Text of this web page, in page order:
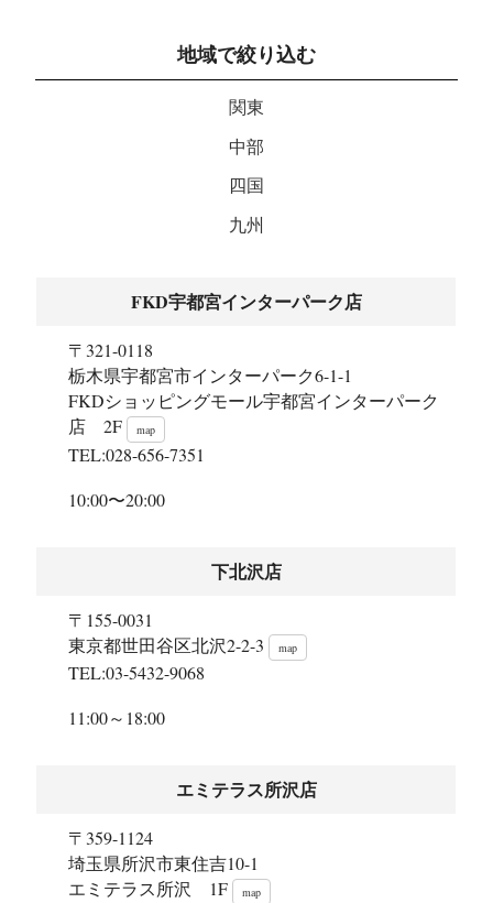
地域で絞り込む
関東
中部
四国
九州
FKD宇都宮インターパーク店
〒321-0118
栃木県宇都宮市インターパーク6-1-1
FKDショッピングモール宇都宮インターパーク
店 2F
map
TEL:028-656-7351
10:00〜20:00
下北沢店
〒155-0031
東京都世田谷区北沢2-2-3
map
TEL:03-5432-9068
11:00～18:00
エミテラス所沢店
〒359-1124
埼玉県所沢市東住吉10-1
エミテラス所沢 1F
map